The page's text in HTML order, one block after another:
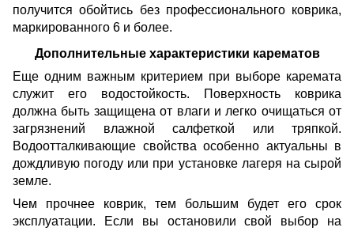
получится обойтись без профессионального коврика,
маркированного 6 и более.
Дополнительные характеристики карематов
Еще одним важным критерием при выборе каремата
служит его водостойкость. Поверхность коврика
должна быть защищена от влаги и легко очищаться от
загрязнений влажной салфеткой или тряпкой.
Водоотталкивающие свойства особенно актуальны в
дождливую погоду или при установке лагеря на сырой
земле.
Чем прочнее коврик, тем большим будет его срок
эксплуатации. Если вы остановили свой выбор на